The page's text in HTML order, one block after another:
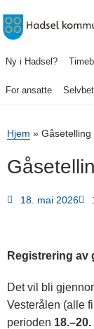
Ny i Hadsel?
For ansatte
Hjem » Gåsetelling
18. mai 2026
Registrering av
Det vil bli
Vesterålen (alle
perioden